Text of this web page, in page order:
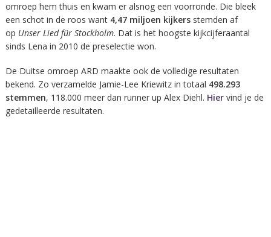
omroep hem thuis en kwam er alsnog een voorronde. Die bleek
een schot in de roos want 4,47 miljoen kijkersstemden af
op Unser Lied für Stockholm. Dat is het hoogste kijkcijferaantal
sinds Lena in 2010 de preselectie won.
De Duitse omroep ARD maakte ook de volledige resultaten
bekend. Zo verzamelde Jamie-Lee Kriewitz in totaal 498.293
stemmen, 118.000 meer dan runner up Alex Diehl. Hiervind je de
gedetailleerde resultaten.